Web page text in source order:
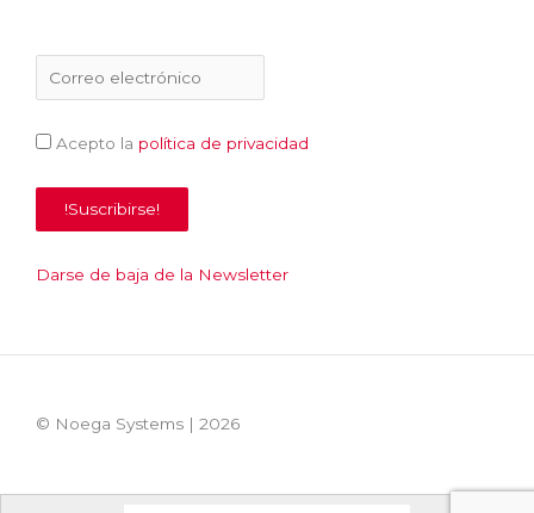
Acepto la política de privacidad
Darse de baja de la Newsletter
© Noega Systems | 2026